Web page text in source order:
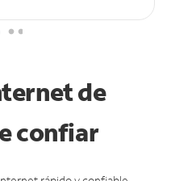
de
confiar